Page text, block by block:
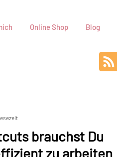
Online Shop Blog
brauchst Du
zu arbeiten